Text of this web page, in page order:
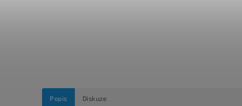
Popis Diskuze